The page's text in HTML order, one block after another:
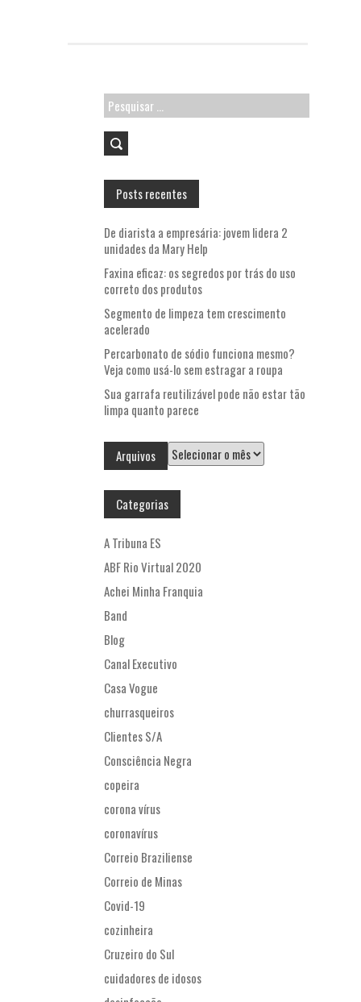
k
Pesquisar
por:
Posts recentes
De diarista a empresária: jovem lidera 2
unidades da Mary Help
Faxina eficaz: os segredos por trás do uso
correto dos produtos
Segmento de limpeza tem crescimento
acelerado
Percarbonato de sódio funciona mesmo?
Veja como usá-lo sem estragar a roupa
Sua garrafa reutilizável pode não estar tão
limpa quanto parece
Arquivos Arquivos
Categorias
A Tribuna ES
ABF Rio Virtual 2020
Achei Minha Franquia
Band
Blog
Canal Executivo
Casa Vogue
churrasqueiros
Clientes S/A
Consciência Negra
copeira
corona vírus
coronavírus
Correio Braziliense
Correio de Minas
Covid-19
cozinheira
Cruzeiro do Sul
cuidadores de idosos